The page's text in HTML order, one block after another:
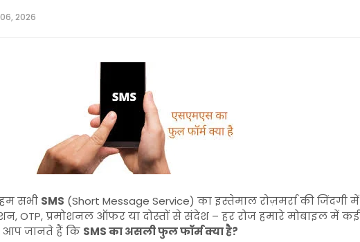
2026
सभी SMS (Short Message Service) का इस्तेमाल रोज़मर्रा की जिंदगी में
OTP, प्रमोशनल ऑफर या दोस्तों से संदेश – हर रोज हमारे मोबाइल में कई
आप जानते हैं कि SMS का असली फुल फॉर्म क्या है?